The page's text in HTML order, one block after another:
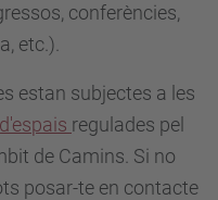
conferències,
etc.).
estan subjectes a les
regulades pel
de Camins. Si no
posar-te en contacte